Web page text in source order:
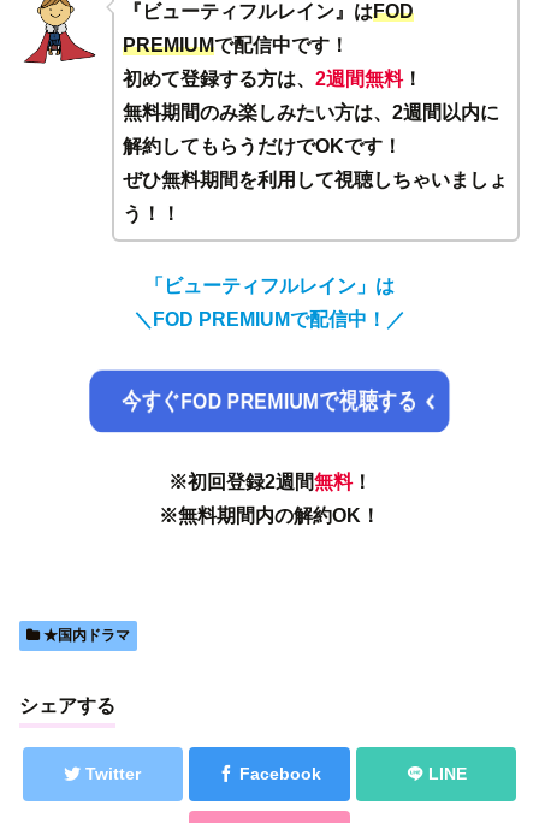
『ビューティフルレイン』はFOD
PREMIUMで配信中です！
初めて登録する方は、 2週間無料！
無料期間のみ楽しみたい方は、2週間以内に
解約してもらうだけでOKです！
ぜひ無料期間を利用して視聴しちゃいましょ
う！！
「ビューティフルレイン」は
＼FOD PREMIUMで配信中！／
今すぐFOD PREMIUMで視聴する
※初回登録2週間無料！
※無料期間内の解約OK！
★国内ドラマ
シェアする
Twitter Facebook LINE